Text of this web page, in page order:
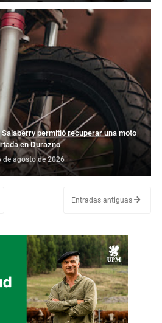
permitió recuperar una moto
en Durazno
de agosto de 2026
Entradas antiguas